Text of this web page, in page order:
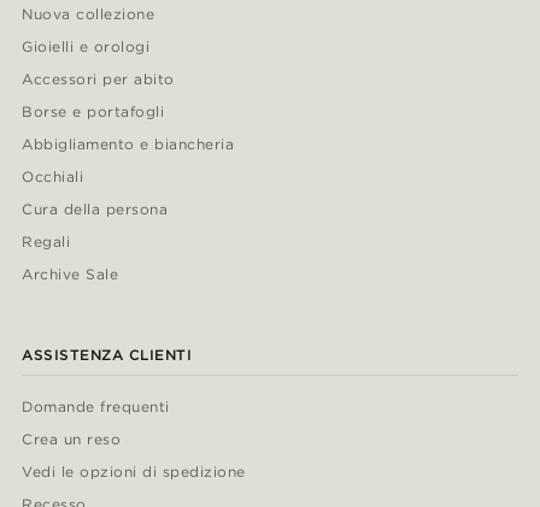
Nuova collezione
Gioielli e orologi
Accessori per abito
Borse e portafogli
Abbigliamento e biancheria
Occhiali
Cura della persona
Regali
Archive Sale
ASSISTENZA CLIENTI
Domande frequenti
Crea un reso
Vedi le opzioni di spedizione